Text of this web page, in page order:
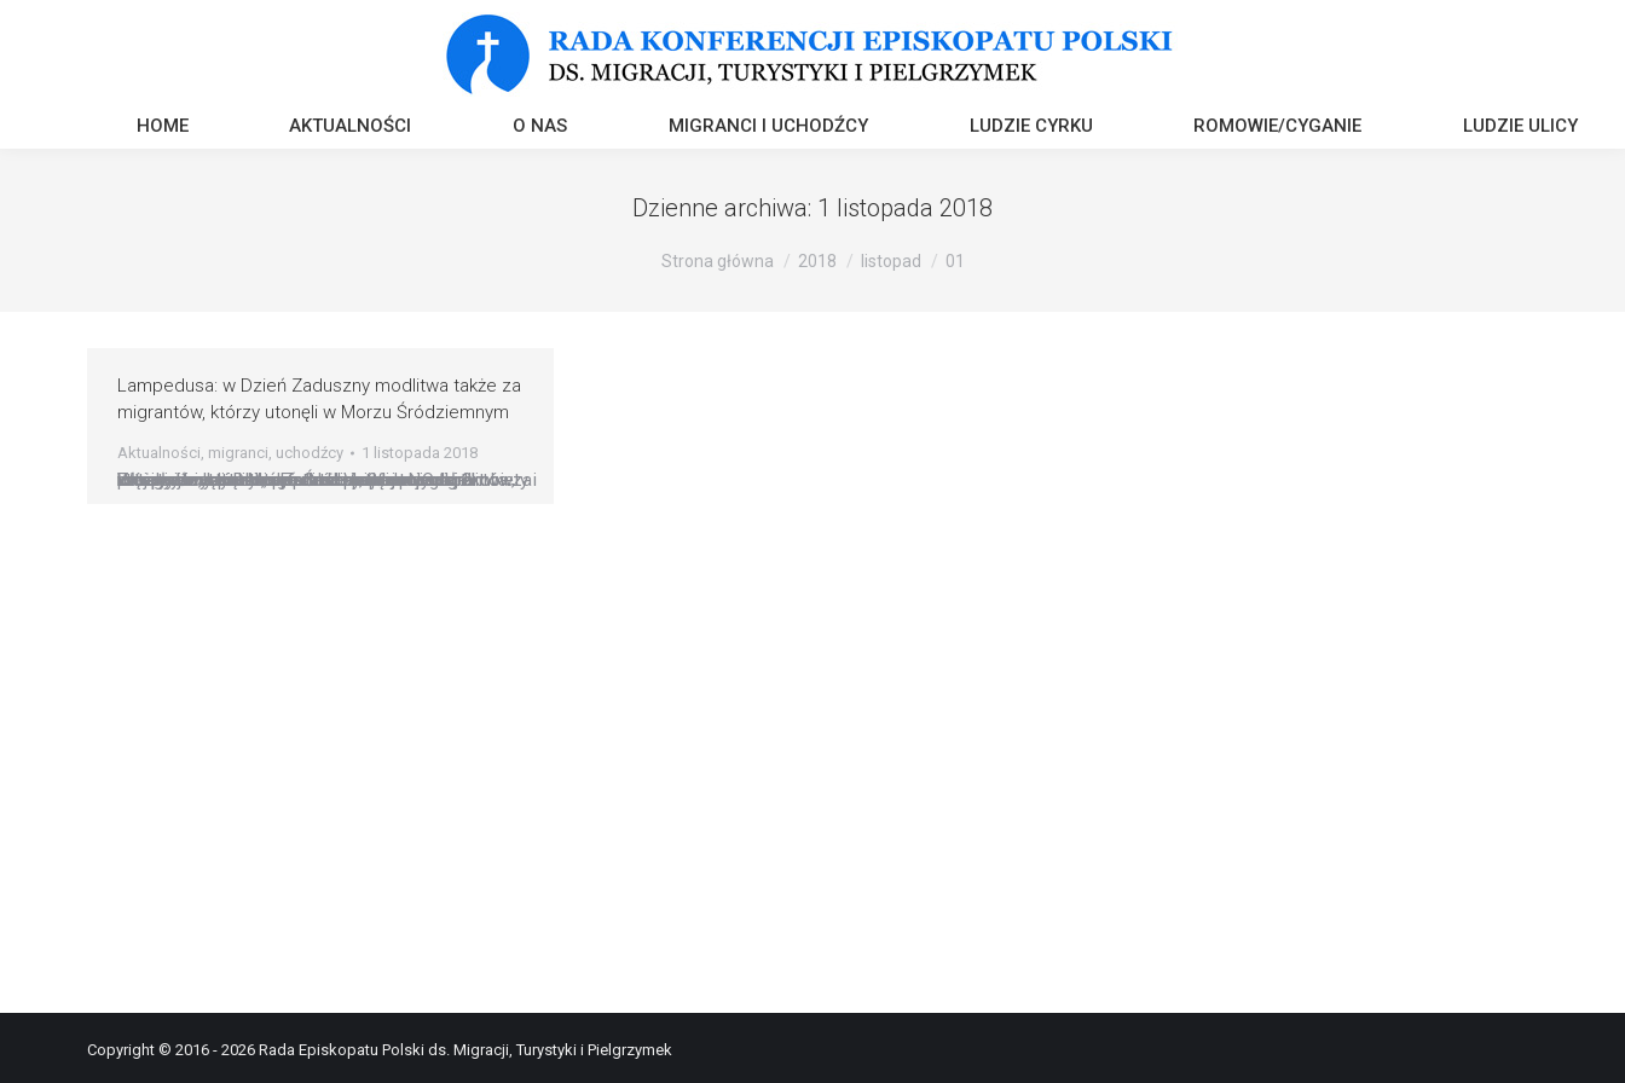
HOME AKTUALNOŚCI O NAS MIGRANCI I UCHODŹCY LUDZIE CYRKU ROMOWIE/CYGANIE LUDZIE ULICY
Dzienne archiwa: 1 listopada 2018
Strona główna 2018 listopad 01
Lampedusa: w Dzień Zaduszny modlitwa także za
migrantów, którzy utonęli w Morzu Śródziemnym
Aktualności, migranci, uchodźcy 1 listopada 2018
W tegoroczny Dzień Zaduszny, 2 listopada, powinniśmy się modlić także w intencji migrantów, którzy utonęli w Morzu Śródziemnym. O tej inicjatywie katolickiego ruchu pokojowego na włoskiej wyspie Lampedusa poinformował 1 listopada internetowy portal Vatican News. 2 listopada na cmentarzu na Lampedusie modlitwa za Zmarłych zostanie poszerzona o wszystkie kobiety i mężczyzn, którzy „zmarli uciekając przed…
Copyright © 2016 - 2026 Rada Episkopatu Polski ds. Migracji, Turystyki i Pielgrzymek